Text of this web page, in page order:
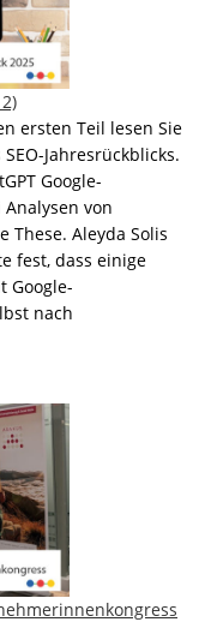
ersten Teil lesen Sie
Jahresrückblicks.
Google-
von
These. Aleyda Solis
fest, dass einige
Google-
nach